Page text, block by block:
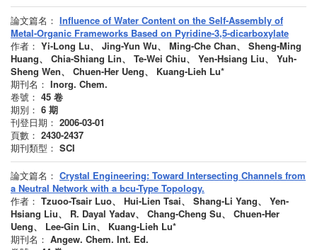
論文篇名： Influence of Water Content on the Self-Assembly of
Metal-Organic Frameworks Based on Pyridine-3,5-dicarboxylate
作者： Yi-Long Lu、 Jing-Yun Wu、 Ming-Che Chan、 Sheng-Ming
Huang、 Chia-Shiang Lin、 Te-Wei Chiu、 Yen-Hsiang Liu、 Yuh-
Sheng Wen、 Chuen-Her Ueng、 Kuang-Lieh Lu*
期刊名： Inorg. Chem.
卷號： 45 卷
期別： 6 期
刊登日期： 2006-03-01
頁數： 2430-2437
期刊類型： SCI
論文篇名： Crystal Engineering: Toward Intersecting Channels from
a Neutral Network with a bcu-Type Topology.
作者： Tzuoo-Tsair Luo、 Hui-Lien Tsai、 Shang-Li Yang、 Yen-
Hsiang Liu、 R. Dayal Yadav、 Chang-Cheng Su、 Chuen-Her
Ueng、 Lee-Gin Lin、 Kuang-Lieh Lu*
期刊名： Angew. Chem. Int. Ed.